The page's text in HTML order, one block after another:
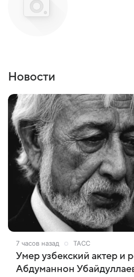
Новости
7 часов назад ТАСС
Умер узбекский актер и
Абдуманнон